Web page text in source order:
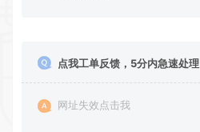
点我工单反馈，5分内急速处理
网址失效点击我